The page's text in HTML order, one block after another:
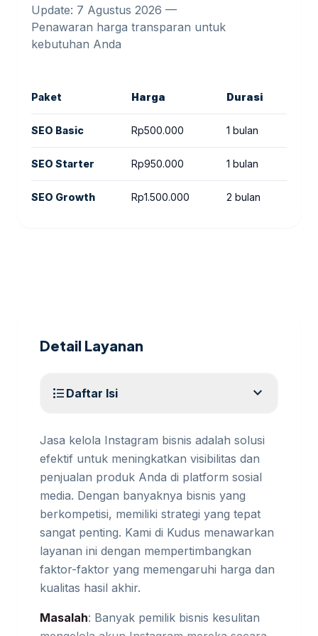
Update: 7 Agustus 2026 —
Penawaran harga transparan untuk
kebutuhan Anda
Paket Harga Durasi
SEO Basic Rp500.000 1 bulan
SEO Starter Rp950.000 1 bulan
SEO Growth Rp1.500.000 2 bulan
Detail Layanan
format_list_bulleted Daftar Isi expand_more
Jasa kelola Instagram bisnis adalah solusi
efektif untuk meningkatkan visibilitas dan
penjualan produk Anda di platform sosial
media. Dengan banyaknya bisnis yang
berkompetisi, memiliki strategi yang tepat
sangat penting. Kami di Kudus menawarkan
layanan ini dengan mempertimbangkan
faktor-faktor yang memengaruhi harga dan
kualitas hasil akhir.
Masalah: Banyak pemilik bisnis kesulitan